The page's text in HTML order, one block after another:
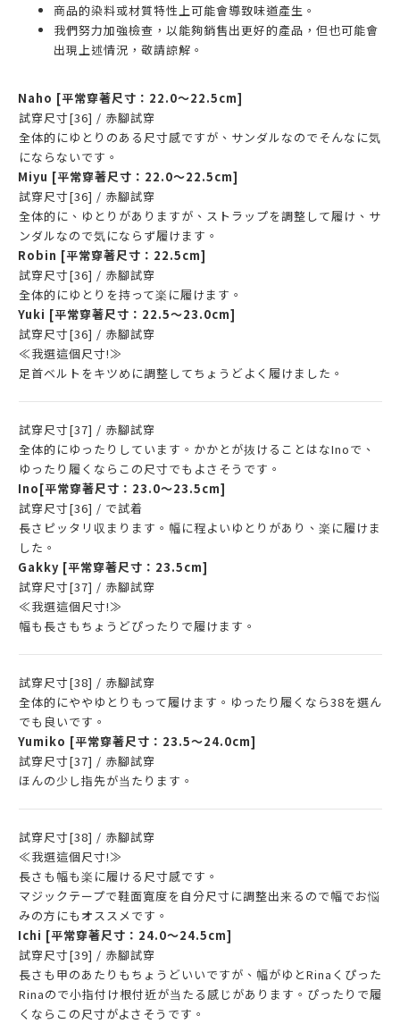
商品的染料或材質特性上可能會導致味道產生。
我們努力加強檢查，以能夠銷售出更好的產品，但也可能會
出現上述情況，敬請諒解。
Naho [平常穿著尺寸：22.0～22.5cm]
試穿尺寸[36] / 赤腳試穿
全体的にゆとりのある尺寸感ですが、サンダルなのでそんなに気
にならないです。
Miyu [平常穿著尺寸：22.0～22.5cm]
試穿尺寸[36] / 赤腳試穿
全体的に、ゆとりがありますが、ストラップを調整して履け、サ
ンダルなので気にならず履けます。
Robin [平常穿著尺寸：22.5cm]
試穿尺寸[36] / 赤腳試穿
全体的にゆとりを持って楽に履けます。
Yuki [平常穿著尺寸：22.5～23.0cm]
試穿尺寸[36] / 赤腳試穿
≪我選這個尺寸!≫
足首ベルトをキツめに調整してちょうどよく履けました。
試穿尺寸[37] / 赤腳試穿
全体的にゆったりしています。かかとが抜けることはなInoで、
ゆったり履くならこの尺寸でもよさそうです。
Ino[平常穿著尺寸：23.0～23.5cm]
試穿尺寸[36] / で試着
長さピッタリ収まります。幅に程よいゆとりがあり、楽に履けま
した。
Gakky [平常穿著尺寸：23.5cm]
試穿尺寸[37] / 赤腳試穿
≪我選這個尺寸!≫
幅も長さもちょうどぴったりで履けます。
試穿尺寸[38] / 赤腳試穿
全体的にややゆとりもって履けます。ゆったり履くなら38を選ん
でも良いです。
Yumiko [平常穿著尺寸：23.5～24.0cm]
試穿尺寸[37] / 赤腳試穿
ほんの少し指先が当たります。
試穿尺寸[38] / 赤腳試穿
≪我選這個尺寸!≫
長さも幅も楽に履ける尺寸感です。
マジックテープで鞋面寬度を自分尺寸に調整出来るので幅でお悩
みの方にもオススメです。
Ichi [平常穿著尺寸：24.0～24.5cm]
試穿尺寸[39] / 赤腳試穿
長さも甲のあたりもちょうどいいですが、幅がゆとRinaくぴった
Rinaので小指付け根付近が当たる感じがあります。ぴったりで履
くならこの尺寸がよさそうです。